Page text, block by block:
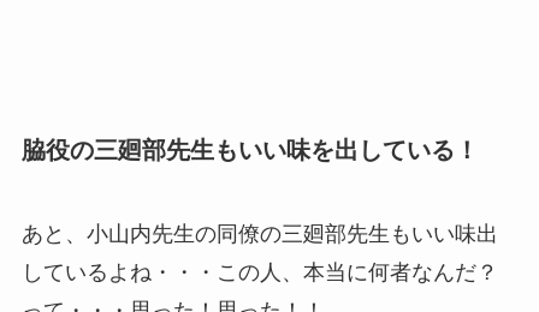
脇役の三廻部先生もいい味を出している！
あと、小山内先生の同僚の三廻部先生もいい味出
しているよね・・・この人、本当に何者なんだ？